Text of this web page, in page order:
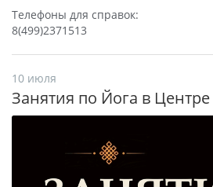
Телефоны для справок:
8(499)2371513
10 июля
Занятия по Йога в